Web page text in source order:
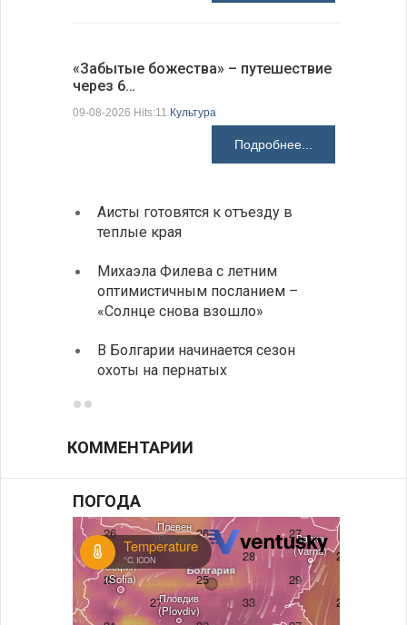
«Забытые божества» – путешествие
через 6…
09-08-2026 Hits:11 Культура
Подробнее...
Аисты готовятся к отъезду в
теплые края
Михаэла Филева с летним
оптимистичным посланием –
«Солнце снова взошло»
В Болгарии начинается сезон
охоты на пернатых
КОММЕНТАРИИ
ПОГОДА